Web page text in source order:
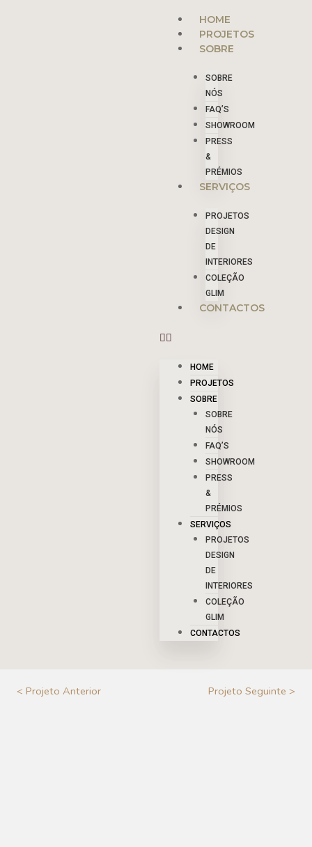
HOME
PROJETOS
SOBRE
SOBRE
NÓS
FAQ’S
SHOWROOM
PRESS
&
PRÉMIOS
SERVIÇOS
PROJETOS
DESIGN
DE
INTERIORES
COLEÇÃO
GLIM
CONTACTOS
Menu
HOME
PROJETOS
SOBRE
SOBRE
NÓS
FAQ’S
SHOWROOM
PRESS
&
PRÉMIOS
SERVIÇOS
PROJETOS
DESIGN
DE
INTERIORES
COLEÇÃO
GLIM
CONTACTOS
< Projeto Anterior Projeto Seguinte >